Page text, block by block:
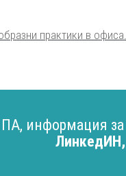
практики в офиса.
информация
ЛинкедИН,